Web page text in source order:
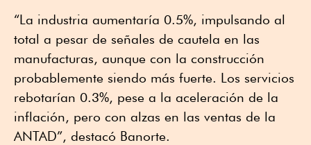
“La industria aumentaría 0.5%, impulsando al
total a pesar de señales de cautela en las
manufacturas, aunque con la construcción
probablemente siendo más fuerte. Los servicios
rebotarían 0.3%, pese a la aceleración de la
inflación, pero con alzas en las ventas de la
ANTAD”, destacó Banorte.